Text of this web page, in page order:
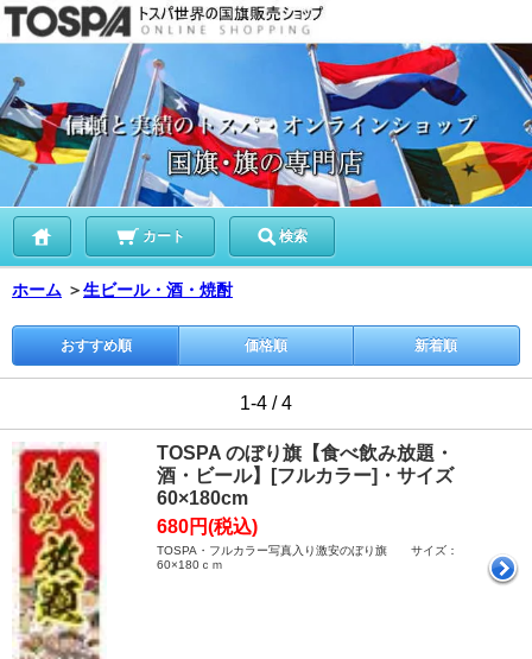
カート 検索
ホーム ＞生ビール・酒・焼酎
おすすめ順 価格順 新着順
1-4 / 4
TOSPA のぼり旗【食べ飲み放題・
酒・ビール】[フルカラー]・サイズ
60×180cm
680円(税込)
TOSPA・フルカラー写真入り激安のぼり旗 サイズ：
60×180ｃｍ